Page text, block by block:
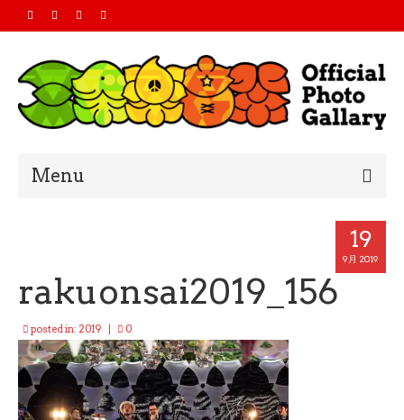
Menu
2018
2017
2016
All Photo
19
9月 2019
rakuonsai2019_156
posted in: 2019 0